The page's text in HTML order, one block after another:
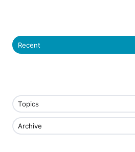
Recent
Topics
Archive